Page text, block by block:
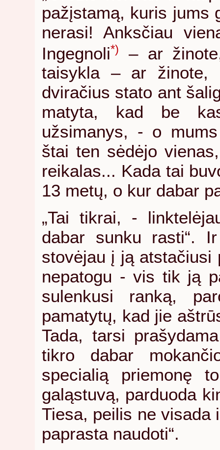
pažįstamą, kuris jums
nerasi! Anksčiau
Ingegnoli*)
– ar
taisykla – ar žinote,
dviračius stato ant
matyta, kad be
užsimanys, - o
štai ten sėdėjo
reikalas... Kada tai
13 metų, o kur dabar
„Tai tikrai, -
dabar sunku rasti“.
stovėjau į ją atstačiusi
nepatogu - vis tik ją
sulenkusi ranką,
pamatytų, kad jie
Tada, tarsi
tikro dabar
specialią priemonę
galąstuvą, parduoda
Tiesa, peilis ne visada
paprasta naudoti“.